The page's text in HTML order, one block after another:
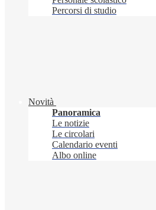
Percorsi di studio
Novità
Panoramica
Le notizie
Le circolari
Calendario eventi
Albo online